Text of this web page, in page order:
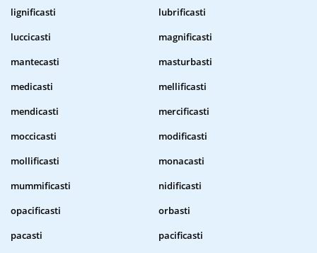
lignificasti
lubrificasti
luccicasti
magnificasti
mantecasti
masturbasti
medicasti
mellificasti
mendicasti
mercificasti
moccicasti
modificasti
mollificasti
monacasti
mummificasti
nidificasti
opacificasti
orbasti
pacasti
pacificasti